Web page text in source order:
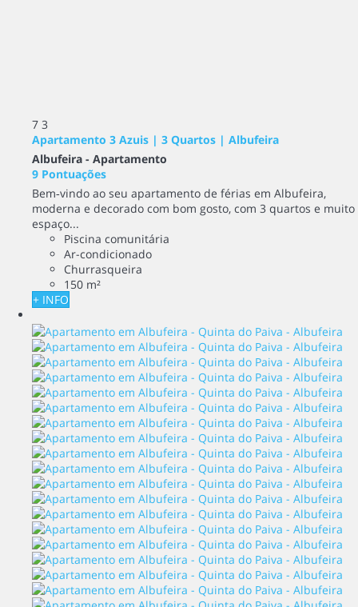
7 3
Apartamento 3 Azuis | 3 Quartos | Albufeira
Albufeira - Apartamento
9 Pontuações
Bem‑vindo ao seu apartamento de férias em Albufeira,
moderna e decorado com bom gosto, com 3 quartos e muito
espaço...
Piscina comunitária
Ar-condicionado
Churrasqueira
150 m²
+ INFO